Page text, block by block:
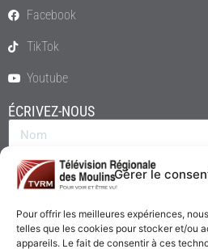
Gérer le
Pour offrir les meilleures expériences,
telles que les cookies pour stocker et/ou
appareils. Le fait de consentir à ces
Facebook
TikTok
Youtube
ÉCRIVEZ-NOUS